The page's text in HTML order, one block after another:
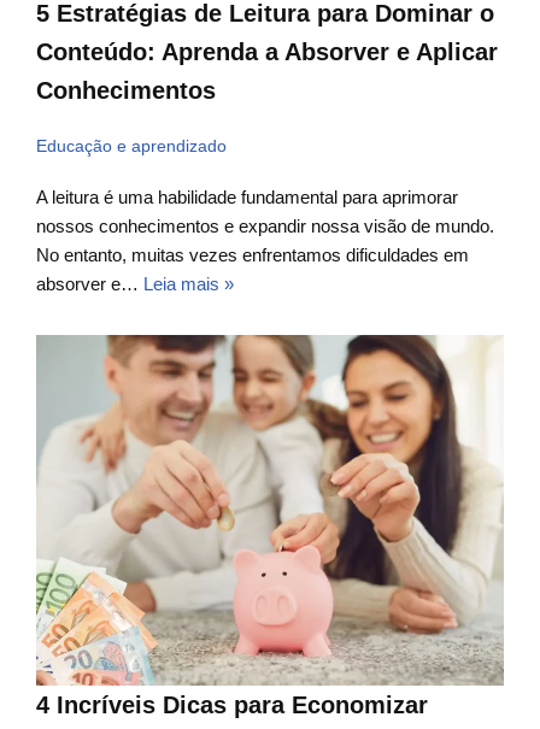
5 Estratégias de Leitura para Dominar o
Conteúdo: Aprenda a Absorver e Aplicar
Conhecimentos
Educação e aprendizado
A leitura é uma habilidade fundamental para aprimorar
nossos conhecimentos e expandir nossa visão de mundo.
No entanto, muitas vezes enfrentamos dificuldades em
absorver e… Leia mais »
4 Incríveis Dicas para Economizar